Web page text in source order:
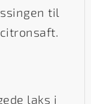
til
laks i